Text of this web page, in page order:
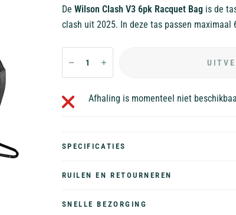
De Wilson Clash V3 6pk Racquet Bag is de
clash uit 2025. In deze tas passen maximaal
Afhaling is momenteel niet
SPECIFICATIES
RUILEN EN RETOURNEREN
SNELLE BEZORGING